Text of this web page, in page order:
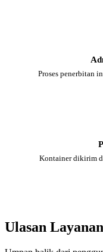
Proses penerbitan
Kontainer dikirim
Ulasan